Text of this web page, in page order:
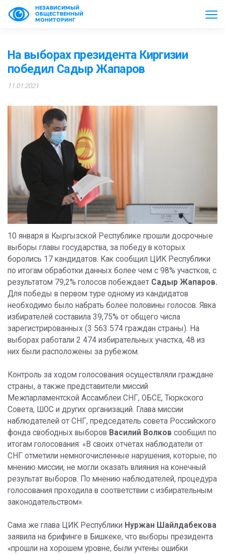
НЕЗАВИСИМЫЙ
ОБЩЕСТВЕННЫЙ
МОНИТОРИНГ
На выборах президента Киргизии
победил Садыр Жапаров
11.01.2021
10 января в Кыргызской Республике прошли досрочные
выборы главы государства, за победу в которых
боролись 17 кандидатов. Как сообщил ЦИК Республики
по итогам обработки данных более чем с 98% участков, с
результатом 79,2% голосов побеждает Садыр Жапаров.
Для победы в первом туре одному из кандидатов
необходимо было набрать более половины голосов. Явка
избирателей составила 39,75% от общего числа
зарегистрированных (3 563 574 граждан страны). На
выборах работали 2 474 избирательных участка, 48 из
них были расположены за рубежом.
Контроль за ходом голосования осуществляли граждане
страны, а также представители миссий
Межпарламентской Ассамблеи СНГ, ОБСЕ, Тюркского
Совета, ШОС и других организаций. Глава миссии
наблюдателей от СНГ, председатель совета Российского
фонда свободных выборов Василий Волков сообщил по
итогам голосования: «В своих отчетах наблюдатели от
СНГ отметили немногочисленные нарушения, которые, по
мнению миссии, не могли оказать влияния на конечный
результат выборов. По мнению наблюдателей, процедура
голосования проходила в соответствии с избирательным
законодательством».
Сама же глава ЦИК Республики Нуржан Шайлдабекова
заявила на брифинге в Бишкеке, что выборы президента
«прошли на хорошем уровне, были учтены ошибки